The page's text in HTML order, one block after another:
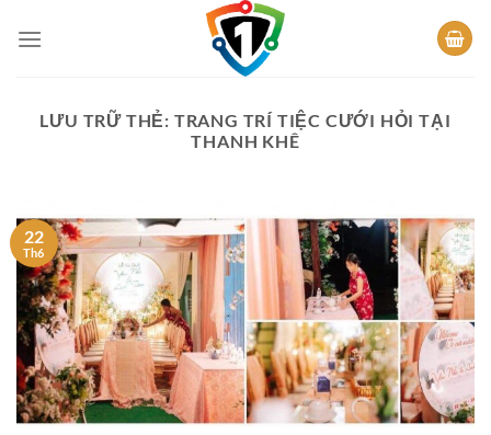
qua
LƯU TRỮ THẺ: TRANG TRÍ TIỆC CƯỚI HỎI TẠI
THANH KHÊ
22
Th6